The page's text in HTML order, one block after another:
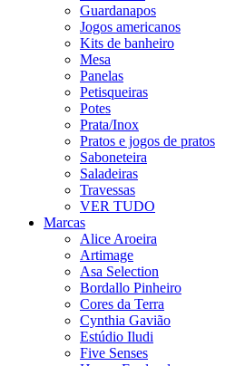
Guardanapos
Jogos americanos
Kits de banheiro
Mesa
Panelas
Petisqueiras
Potes
Prata/Inox
Pratos e jogos de pratos
Saboneteira
Saladeiras
Travessas
VER TUDO
Marcas
Alice Aroeira
Artimage
Asa Selection
Bordallo Pinheiro
Cores da Terra
Cynthia Gavião
Estúdio Iludi
Five Senses